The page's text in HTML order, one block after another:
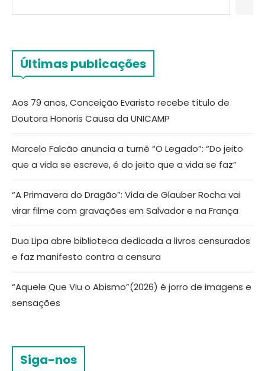
Últimas publicações
Aos 79 anos, Conceição Evaristo recebe título de
Doutora Honoris Causa da UNICAMP
Marcelo Falcão anuncia a turnê “O Legado”: “Do jeito
que a vida se escreve, é do jeito que a vida se faz”
“A Primavera do Dragão”: Vida de Glauber Rocha vai
virar filme com gravações em Salvador e na França
Dua Lipa abre biblioteca dedicada a livros censurados
e faz manifesto contra a censura
“Aquele Que Viu o Abismo”(2026) é jorro de imagens e
sensações
Siga-nos